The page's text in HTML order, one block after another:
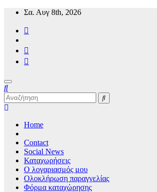
Μετάβαση
περιεχόμενο
Σα. Αυγ 8th, 2026
Mykonos24 Travel News
Home
Contact
Social News
Καταχωρήσεις
Ο λογαριασμός μου
Ολοκλήρωση παραγγελίας
Φόρμα καταχώρησης